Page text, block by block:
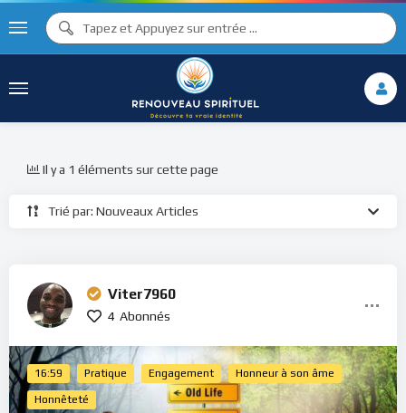
Trié par: Nouveaux Articles
Il y a 1 éléments sur cette page
Viter7960
4 Abonnés
16:59 Pratique Engagement Honneur à son âme
Honnêteté